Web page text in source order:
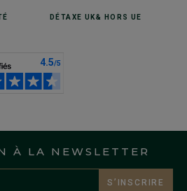
DÉTAXE UK& HORS UE
À LA NEWSLETTER
S’INSCRIRE